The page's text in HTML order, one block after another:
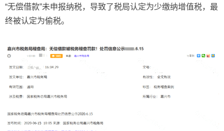
“无偿借款”未申报纳税，导致了税局认定为少缴纳增值税，最
终被认定为偷税。